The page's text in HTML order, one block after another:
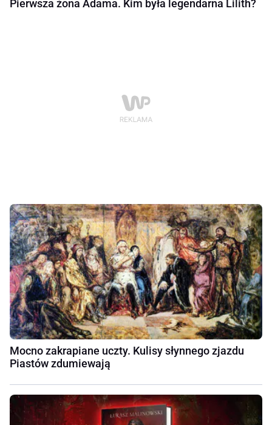
Pierwsza żona Adama. Kim była legendarna Lilith?
Mocno zakrapiane uczty. Kulisy słynnego zjazdu
Piastów zdumiewają